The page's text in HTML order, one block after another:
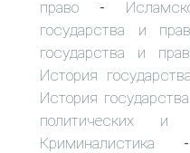
право -
государства и
государства и
История
История
политических и
Криминалистика